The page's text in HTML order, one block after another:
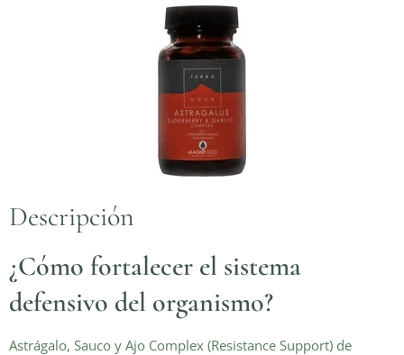
Descripción
¿Cómo fortalecer el sistema
defensivo del organismo?
Astrágalo, Sauco y Ajo Complex (Resistance Support) de